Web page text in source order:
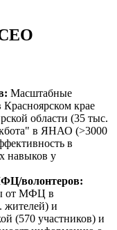
Масштабные
крае
области (35 тыс.
в ЯНАО (>3000
в
навыков у
волонтеров:
от МФЦ в
жителей) и
(570 участников) и